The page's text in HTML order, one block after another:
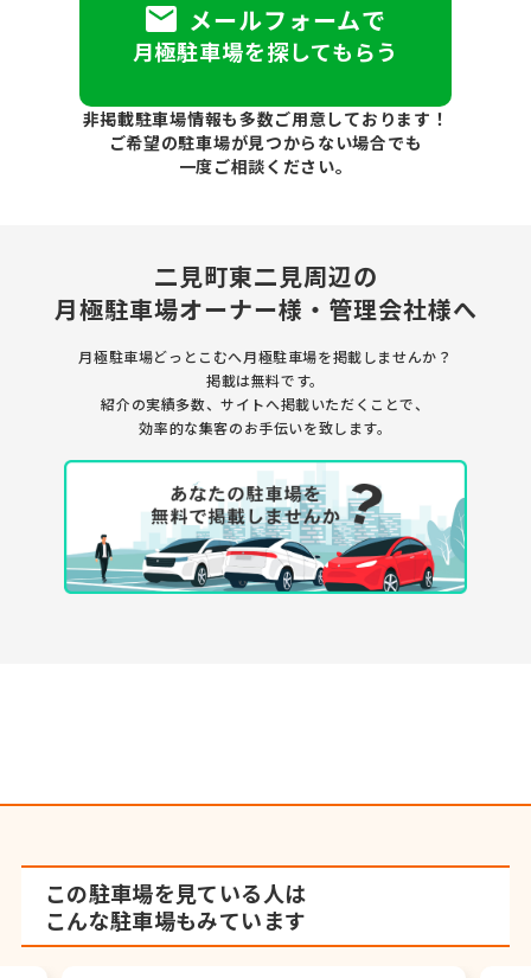
メールフォームで
月極駐車場を探してもらう
非掲載駐車場情報も多数ご用意しております！
ご希望の駐車場が見つからない場合でも
一度ご相談ください。
二見町東二見周辺の
月極駐車場オーナー様・管理会社様へ
月極駐車場どっとこむへ月極駐車場を掲載しませんか？
掲載は無料です。
紹介の実績多数、サイトへ掲載いただくことで、
効率的な集客のお手伝いを致します。
この駐車場を見ている人は
こんな駐車場もみています